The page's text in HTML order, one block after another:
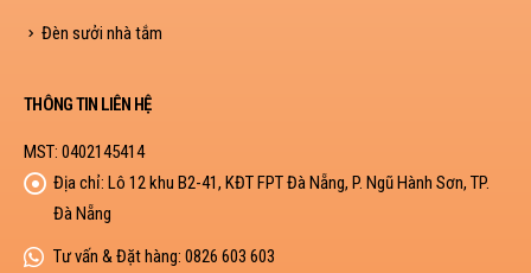
Đèn sưởi nhà tắm
THÔNG TIN LIÊN HỆ
MST: 0402145414
Địa chỉ: Lô 12 khu B2-41, KĐT FPT Đà Nẵng, P. Ngũ Hành Sơn, TP.
Đà Nẵng
Tư vấn & Đặt hàng: 0826 603 603